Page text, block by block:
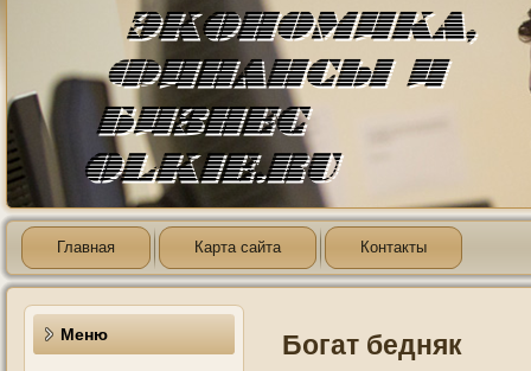
Главная Карта сайта Контакты
Меню Богат бедняк